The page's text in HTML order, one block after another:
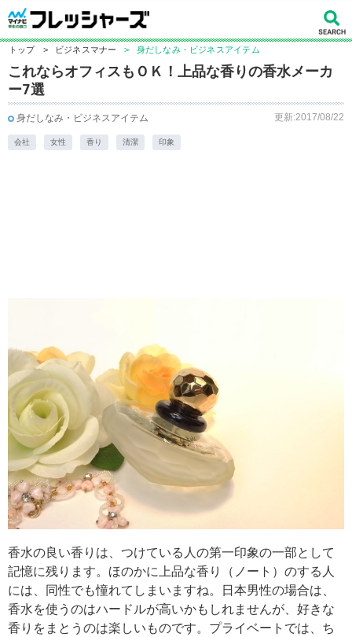
トップ > ビジネスマナー > 身だしなみ・ビジネスアイテム
これならオフィスもＯＫ！上品な香りの香水メーカ
ー7選
身だしなみ・ビジネスアイテム 更新:2017/08/22
会社 女性 香り 清潔 印象
香水の良い香りは、つけている人の第一印象の一部として
記憶に残ります。ほのかに上品な香り（ノート）のする人
には、同性でも憧れてしまいますね。日本男性の場合は、
香水を使うのはハードルが高いかもしれませんが、好きな
香りをまとうのは楽しいものです。プライベートでは、ち